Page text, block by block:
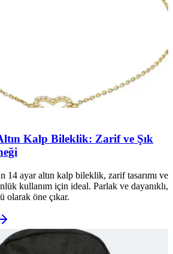
Kalp Bileklik: Zarif ve Şık
14 ayar altın kalp bileklik, zarif tasarımı ve
kullanım için ideal. Parlak ve dayanıklı,
olarak öne çıkar.